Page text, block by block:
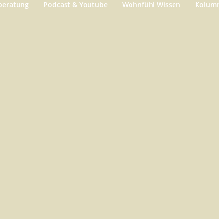
Podcast & Youtube Wohnfühl Wissen